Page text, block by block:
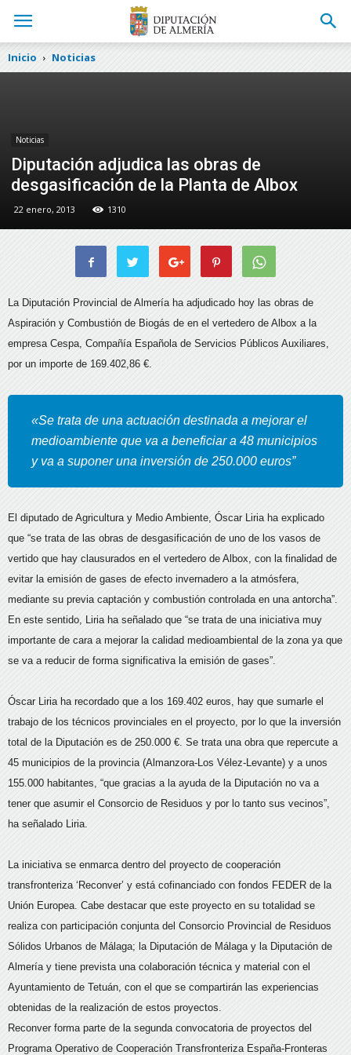
Inicio Noticias
Noticias
Diputación adjudica las obras de
desgasificación de la Planta de Albox
22 enero, 2013 1310
La Diputación Provincial de Almería ha adjudicado hoy las obras de
Aspiración y Combustión de Biogás de en el vertedero de Albox a la
empresa Cespa, Compañía Española de Servicios Públicos Auxiliares,
por un importe de 169.402,86 €.
«Se trata de una actuación destinada a mejorar el
medioambiente que va a beneficiar a 48 municipios
y va a suponer una inversión de 250.000 euros”
El diputado de Agricultura y Medio Ambiente, Óscar Liria ha explicado
que “se trata de las obras de desgasificación de uno de los vasos de
vertido que hay clausurados en el vertedero de Albox, con la finalidad de
evitar la emisión de gases de efecto invernadero a la atmósfera,
mediante su previa captación y combustión controlada en una antorcha”.
En este sentido, Liria ha señalado que “se trata de una iniciativa muy
importante de cara a mejorar la calidad medioambiental de la zona ya que
se va a reducir de forma significativa la emisión de gases”.
Óscar Liria ha recordado que a los 169.402 euros, hay que sumarle el
trabajo de los técnicos provinciales en el proyecto, por lo que la inversión
total de la Diputación es de 250.000 €. Se trata una obra que repercute a
45 municipios de la provincia (Almanzora-Los Vélez-Levante) y a unos
155.000 habitantes, “que gracias a la ayuda de la Diputación no va a
tener que asumir el Consorcio de Residuos y por lo tanto sus vecinos”,
ha señalado Liria.
La iniciativa se enmarca dentro del proyecto de cooperación
transfronteriza ‘Reconver’ y está cofinanciado con fondos FEDER de la
Unión Europea. Cabe destacar que este proyecto en su totalidad se
realiza con participación conjunta del Consorcio Provincial de Residuos
Sólidos Urbanos de Málaga; la Diputación de Málaga y la Diputación de
Almería y tiene prevista una colaboración técnica y material con el
Ayuntamiento de Tetuán, con el que se compartirán las experiencias
obtenidas de la realización de estos proyectos.
Reconver forma parte de la segunda convocatoria de proyectos del
Programa Operativo de Cooperación Transfronteriza España-Fronteras